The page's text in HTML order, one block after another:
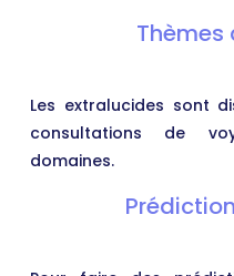
Les extralucides sont
consultations de
domaines.